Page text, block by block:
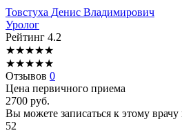
Товстуха Денис Владимирович
Уролог
Рейтинг 4.2
★★★★★
★★★★★
Отзывов 0
Цена первичного приема
2700 руб.
Вы можете записаться к этому
52